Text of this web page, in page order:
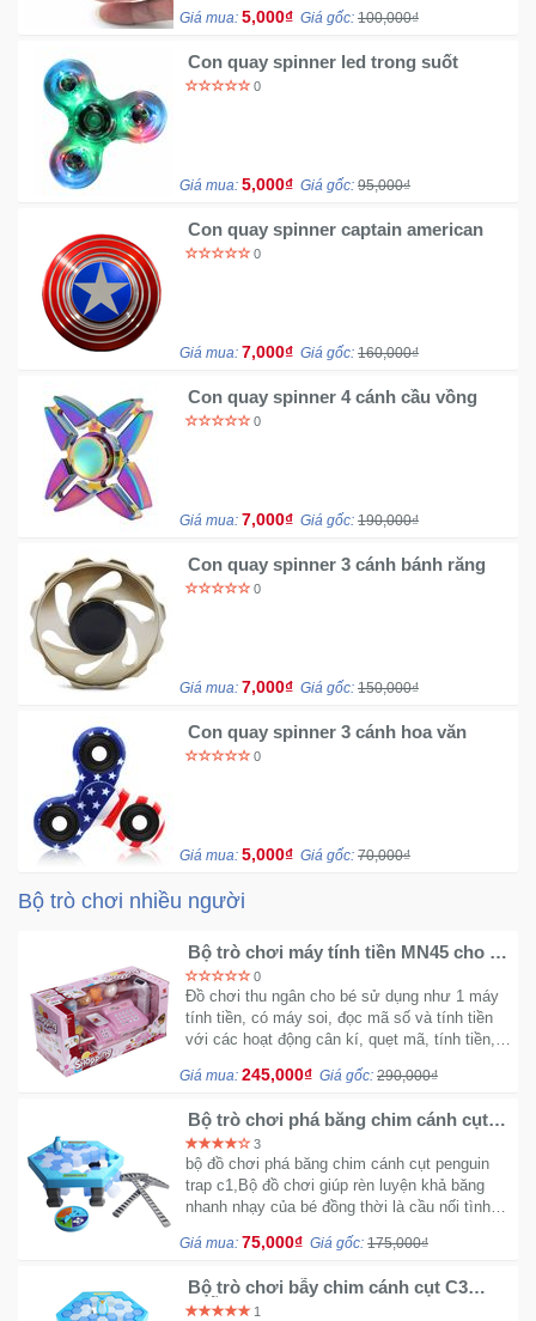
Giá mua: 5,000₫ Giá gốc: 100,000₫
Con quay spinner led trong suốt
0
Giá mua: 5,000₫ Giá gốc: 95,000₫
Con quay spinner captain american
0
Giá mua: 7,000₫ Giá gốc: 160,000₫
Con quay spinner 4 cánh cầu vồng
0
Giá mua: 7,000₫ Giá gốc: 190,000₫
Con quay spinner 3 cánh bánh răng
0
Giá mua: 7,000₫ Giá gốc: 150,000₫
Con quay spinner 3 cánh hoa văn
0
Giá mua: 5,000₫ Giá gốc: 70,000₫
Bộ trò chơi nhiều người
Bộ trò chơi máy tính tiền MN45 cho bé
bộ lớn
0
Đồ chơi thu ngân cho bé sử dụng như 1 máy
tính tiền, có máy soi, đọc mã số và tính tiền
với các hoạt động cân kí, quẹt mã, tính tiền, in
Giá mua: 245,000₫ Giá gốc: 290,000₫
Bộ trò chơi phá băng chim cánh cụt
Penguin Trap C1
3
bộ đồ chơi phá băng chim cánh cụt penguin
trap c1,Bộ đồ chơi giúp rèn luyện khả băng
nhanh nhạy của bé đồng thời là cầu nối tình
được chơi đùa cùng nhau...
Giá mua: 75,000₫ Giá gốc: 175,000₫
Bộ trò chơi bẫy chim cánh cụt C3
(Mẫu lớn)1